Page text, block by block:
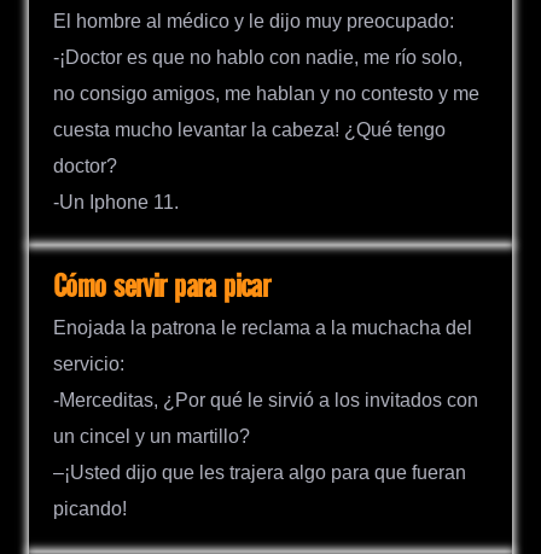
El hombre al médico y le dijo muy preocupado:
-¡Doctor es que no hablo con nadie, me río solo,
no consigo amigos, me hablan y no contesto y me
cuesta mucho levantar la cabeza! ¿Qué tengo
doctor?
-Un Iphone 11.
Cómo servir para picar
Enojada la patrona le reclama a la muchacha del
servicio:
-Merceditas, ¿Por qué le sirvió a los invitados con
un cincel y un martillo?
–¡Usted dijo que les trajera algo para que fueran
picando!